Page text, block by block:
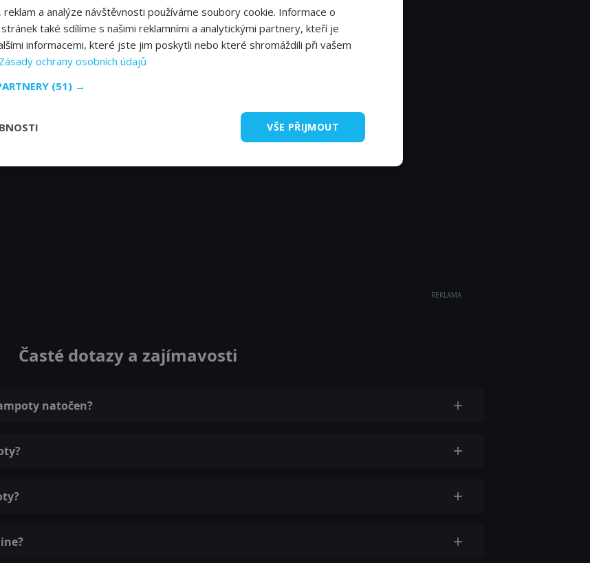
Albert Austin
A Man
REKLAMA
Časté dotazy a zajímavosti
natočen?
reklam a analýze návštěvnosti používáme soubory cookie. Informace o
také sdílíme s našimi reklamními a analytickými partnery, kteří je
informacemi, které jste jim poskytli nebo které shromáždili při vašem
Zásady ochrany osobních údajů
(51) →
VŠE PŘIJMOUT